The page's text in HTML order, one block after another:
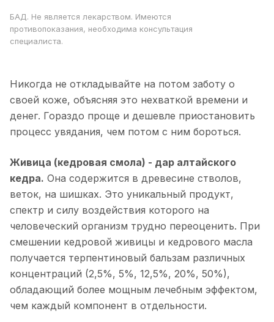
БАД. Не является лекарством. Имеются
противопоказания, необходима консультация
специалиста.
Никогда не откладывайте на потом заботу о
своей коже, объясняя это нехваткой времени и
денег. Гораздо проще и дешевле приостановить
процесс увядания, чем потом с ним бороться.
Живица (кедровая смола) - дар алтайского
кедра. Она содержится в древесине стволов,
веток, на шишках. Это уникальный продукт,
спектр и силу воздействия которого на
человеческий организм трудно переоценить. При
смешении кедровой живицы и кедрового масла
получается терпентиновый бальзам различных
концентраций (2,5%, 5%, 12,5%, 20%, 50%),
обладающий более мощным лечебным эффектом,
чем каждый компонент в отдельности.